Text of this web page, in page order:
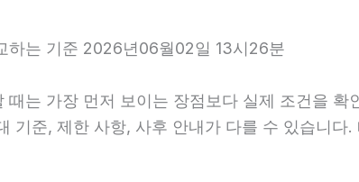
하는 기준 2026년06월02일 13시26분
때는 가장 먼저 보이는 장점보다 실제 조건을
기준, 제한 사항, 사후 안내가 다를 수 있습니